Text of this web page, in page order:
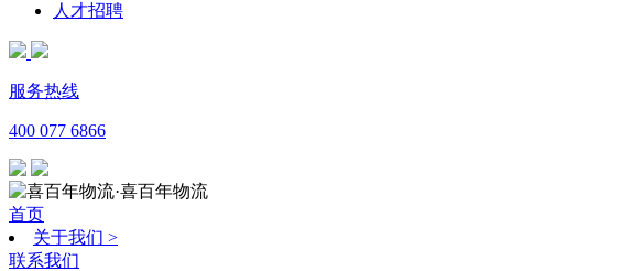
人才招聘
服务热线
400 077 6866
·喜百年物流
首页
关于我们 >
联系我们